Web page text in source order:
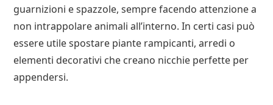
guarnizioni e spazzole, sempre facendo attenzione a
non intrappolare animali all’interno. In certi casi può
essere utile spostare piante rampicanti, arredi o
elementi decorativi che creano nicchie perfette per
appendersi.